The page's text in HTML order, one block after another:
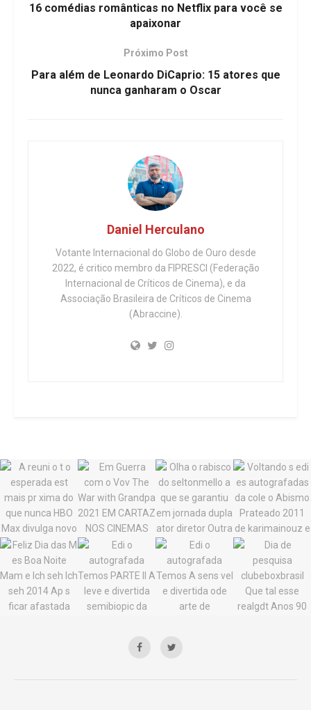
16 comédias românticas no Netflix para você se
apaixonar
Próximo Post
Para além de Leonardo DiCaprio: 15 atores que
nunca ganharam o Oscar
Daniel Herculano
Votante Internacional do Globo de Ouro desde
2022, é critico membro da FIPRESCI (Federação
Internacional de Críticos de Cinema), e da
Associação Brasileira de Críticos de Cinema
(Abraccine).